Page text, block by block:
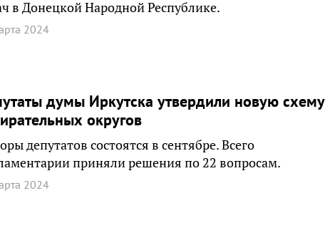
в Донецкой Народной Республике.
2024
думы Иркутска утвердили новую схему
округов
депутатов состоятся в сентябре. Всего
приняли решения по 22 вопросам.
2024